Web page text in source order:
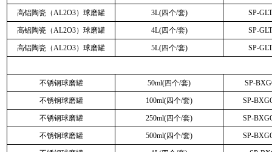
高铝陶瓷（AL2O3）球磨罐 3L(四个/套) SP-
高铝陶瓷（AL2O3）球磨罐 4L(四个/套) SP-
高铝陶瓷（AL2O3）球磨罐 5L(四个/套) SP-
不锈钢球磨罐 50ml(四个/套) SP-
不锈钢球磨罐 100ml(四个/套) SP-
不锈钢球磨罐 250ml(四个/套) SP-
不锈钢球磨罐 500ml(四个/套) SP-